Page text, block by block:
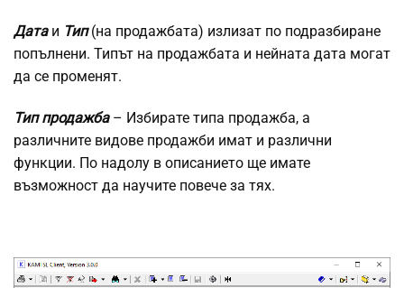
Датаи Тип(на продажбата) излизат по подразбиране
попълнени. Типът на продажбата и нейната дата могат
да се променят.
Тип продажба – Избирате типа продажба, а
различните видове продажби имат и различни
функции. По надолу в описанието ще имате
възможност да научите повече за тях.